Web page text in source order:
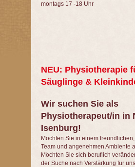
montags 17 -18 Uhr
NEU: Physiotherapie
Säuglinge &
Wir suchen Sie als
Physiotherapeut/in in
Isenburg!
Möchten Sie in einem
Team und angenehmen Ambiente
Möchten Sie sich beruflich
der Suche nach Verstärkung für